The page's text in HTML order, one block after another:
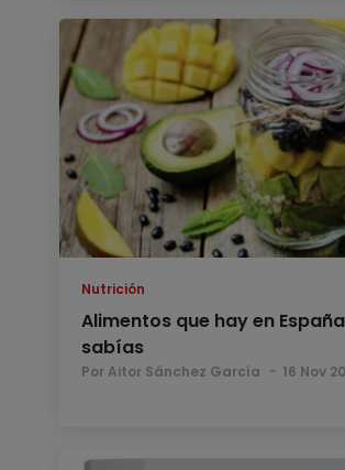
Nutrición
Alimentos que hay en
sabías
Por Aitor Sánchez García 16 Nov